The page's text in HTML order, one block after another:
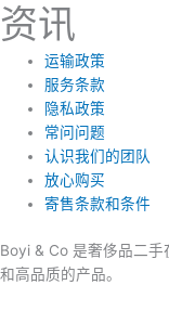
资讯
运输政策
服务条款
隐私政策
常问问题
认识我们的团队
放心购买
寄售条款和条件
Boyi & Co 是奢侈品二
和高品质的产品。